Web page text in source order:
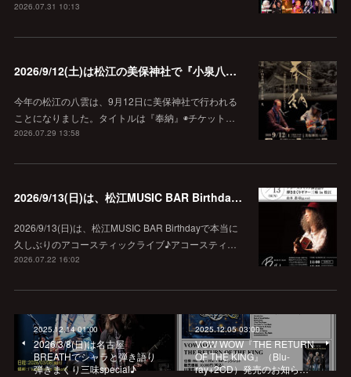
2026.07.31 10:13
2026/9/12(土)は松江の美保神社で『小泉八雲朗読のしらべ』
今年の松江の八雲は、9月12日に美保神社で行われる
ことになりました。タイトルは『奉納』◉チケット…
2026.07.29 13:58
2026/9/13(日)は、松江MUSIC BAR Birthdayでアコースティック弾き語り弾きまくりギター三昧♪
2026/9/13(日)は、松江MUSIC BAR Birthdayで本当に
久しぶりのアコースティックライブ♪アコースティ…
2026.07.22 16:02
2025.12.14 01:00
2026/3/8(日)は名古屋
BREATHでシャラと弾き語り
弾きまくり三味special♪
2025.12.05 03:00
VOW WOW『THE RETURN
OF THE KING』（Blu-
ray+2CD）発売のお知ら…